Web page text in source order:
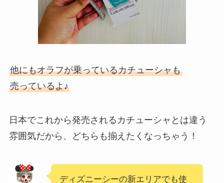
他にもオラフが乗っているカチューシャも
売っているよ♪
日本でこれから発売されるカチューシャとは違う
雰囲気だから、どちらも揃えたくなっちゃう！
ディズニーシーの新エリアでも使